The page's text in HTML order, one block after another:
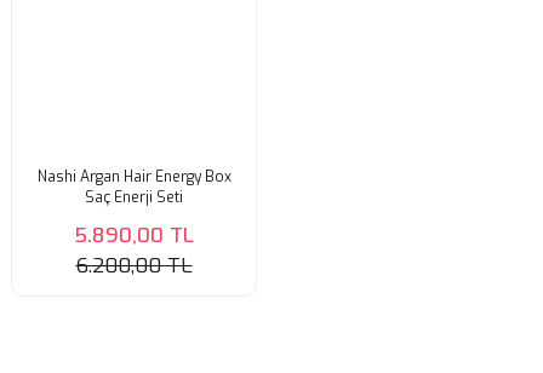
Nashi Argan Hair Energy Box
Saç Enerji Seti
5.890,00 TL
6.200,00 TL